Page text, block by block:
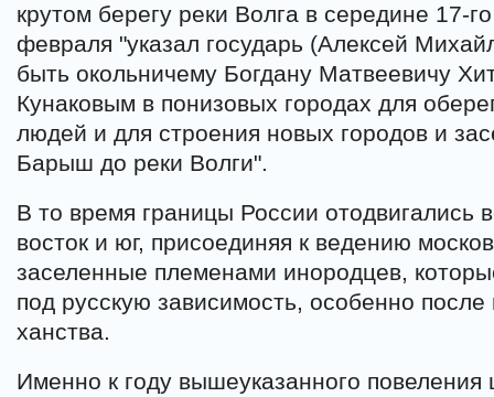
крутом берегу реки Волга в середине 17-
февраля "указал государь (Алексей
быть окольничему Богдану Матвеевичу
Кунаковым в понизовых городах для
людей и для строения новых городов и
Барыш до реки Волги".
В то время границы России отодвигались
восток и юг, присоединяя к ведению
заселенные племенами инородцев,
под русскую зависимость, особенно после
ханства.
Именно к году вышеуказанного повеления